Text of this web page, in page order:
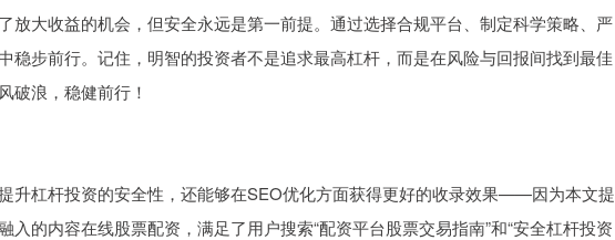
放大收益的机会，但安全永远是第一前提。通过选择合规平台、制定科学策略、严
稳步前行。记住，明智的投资者不是追求最高杠杆，而是在风险与回报间找到最佳
破浪，稳健前行！
升杠杆投资的安全性，还能够在SEO优化方面获得更好的收录效果——因为本文提
入的内容在线股票配资，满足了用户搜索“配资平台股票交易指南”和“安全杠杆投资